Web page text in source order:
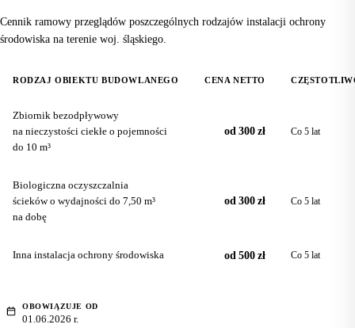
Cennik ramowy przeglądów poszczególnych rodzajów instalacji ochrony
środowiska na terenie woj. śląskiego.
RODZAJ OBIEKTU BUDOWLANEGO CENA NETTO
Zbiornik bezodpływowy
na nieczystości ciekłe o pojemności
do 10 m³
od 300 zł Co 5 lat
Biologiczna oczyszczalnia
ścieków o wydajności do 7,50 m³
na dobę
od 300 zł Co 5 lat
Inna instalacja ochrony środowiska od 500 zł Co 5 lat
OBOWIĄZUJE OD
01.06.2026 r.